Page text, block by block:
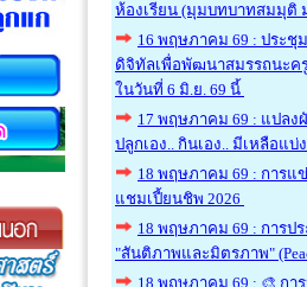
ห้องเรียน (มุมบทบาทสมมุติ
16 พฤษภาคม 69 : ประ
ดิจิทัลเพื่อพัฒนาสมรรถนะค
ในวันที่ 6 มิ.ย. 69 นี้
17 พฤษภาคม 69 : แปลง
ปลูกเอง.. กินเอง.. มีเหลือแ
18 พฤษภาคม 69 : การแข่
แชมเปี้ยนชิพ 2026
18 พฤษภาคม 69 : การป
"สันติภาพและมิตรภาพ"
18 พฤษภาคม 69 : 🎨 ก